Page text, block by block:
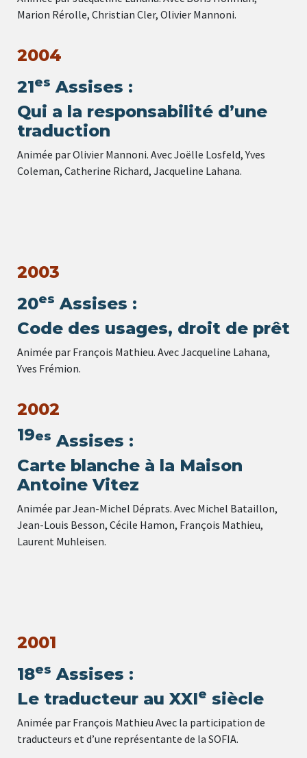
Marion Rérolle, Christian Cler, Olivier Mannoni.
2004
21es Assises :
Qui a la responsabilité d’une
traduction
Animée par Olivier Mannoni. Avec Joëlle Losfeld, Yves
Coleman, Catherine Richard, Jacqueline Lahana.
2003
20es Assises :
Code des usages, droit de prêt
Animée par François Mathieu. Avec Jacqueline Lahana,
Yves Frémion.
2002
19es Assises :
Carte blanche à la Maison
Antoine Vitez
Animée par Jean-Michel Déprats. Avec Michel Bataillon,
Jean-Louis Besson, Cécile Hamon, François Mathieu,
Laurent Muhleisen.
2001
18es Assises :
Le traducteur au XXIe siècle
Animée par François Mathieu Avec la participation de
traducteurs et d’une représentante de la SOFIA.